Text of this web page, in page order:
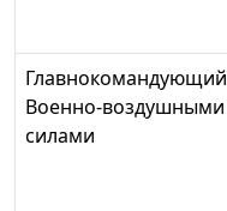
Главнокомандующий
Военно-воздушными
силами